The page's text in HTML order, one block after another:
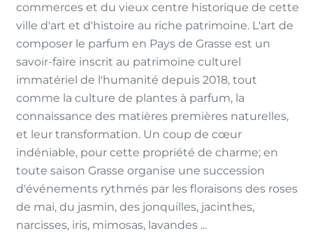
commerces et du vieux centre historique de cette
ville d'art et d'histoire au riche patrimoine. L'art de
composer le parfum en Pays de Grasse est un
savoir-faire inscrit au patrimoine culturel
immatériel de l'humanité depuis 2018, tout
comme la culture de plantes à parfum, la
connaissance des matières premières naturelles,
et leur transformation. Un coup de cœur
indéniable, pour cette propriété de charme; en
toute saison Grasse organise une succession
d'événements rythmés par les floraisons des roses
de mai, du jasmin, des jonquilles, jacinthes,
narcisses, iris, mimosas, lavandes ...